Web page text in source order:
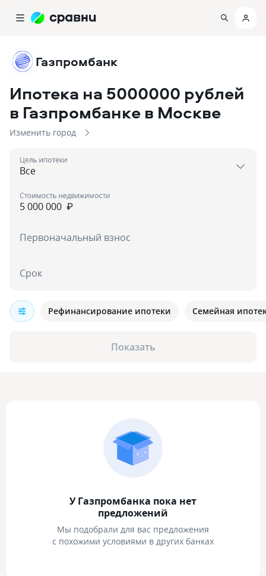
Газпромбанк
Ипотека на 5000000 рублей
в Газпромбанке в Москве
Изменить город
Цель ипотеки
₽
Стоимость недвижимости
Первоначальный взнос
Срок
Показать
Рефинансирование ипотеки Семейная
У Газпромбанка пока нет
предложений
Мы подобрали для вас предложения
с похожими условиями в других банках